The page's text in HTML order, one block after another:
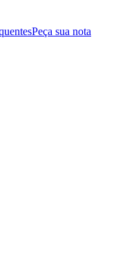
Peça sua nota